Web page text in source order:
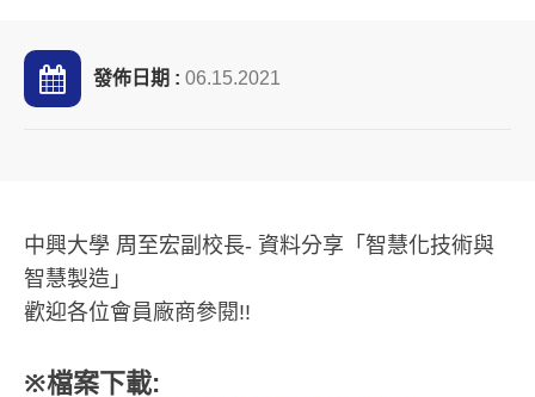
發佈日期 : 06.15.2021
中興大學 周至宏副校長- 資料分享「智慧化技術與
智慧製造」
歡迎各位會員廠商參閱!!
※檔案下載: